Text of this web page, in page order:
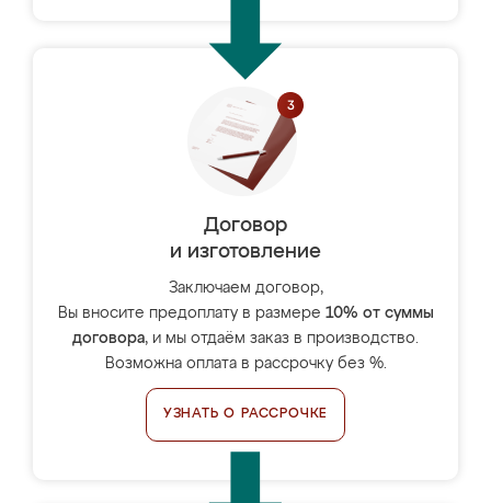
Договор
и изготовление
Заключаем договор,
Вы вносите предоплату в размере 10% от суммы
договора, и мы отдаём заказ в производство.
Возможна оплата в рассрочку без %.
УЗНАТЬ О РАССРОЧКЕ